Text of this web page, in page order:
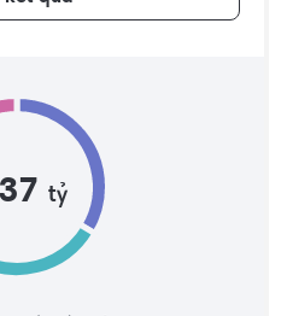
tỷ